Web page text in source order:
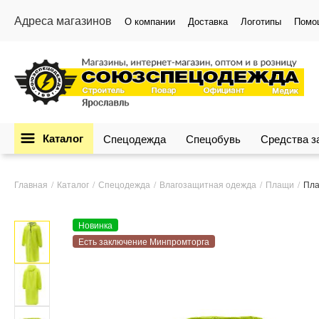
Адреса магазинов О компании Доставка Логотипы
Каталог Спецодежда Спецобувь Средства
Главная Каталог Спецодежда Влагозащитная одежда Плащи
Новинка
Есть заключение Минпромторга